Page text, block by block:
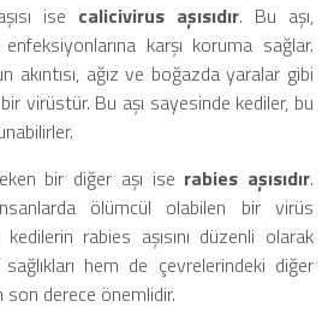
ise calicivirus aşısıdır. Bu aşı,
karşı koruma sağlar.
akıntısı, ağız ve boğazda yaralar gibi
virüstür. Bu aşı sayesinde kediler, bu
bir diğer aşı ise rabies aşısıdır.
ölümcül olabilen bir virüs
kedilerin rabies aşısını düzenli olarak
hem de çevrelerindeki diğer
son derece önemlidir.